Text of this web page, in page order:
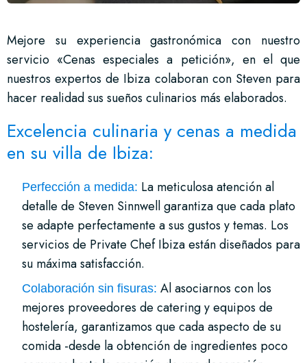
Mejore su experiencia gastronómica con nuestro
servicio «Cenas especiales a petición», en el que
nuestros expertos de Ibiza colaboran con Steven para
hacer realidad sus sueños culinarios más elaborados.
Excelencia culinaria y cenas a medida
en su villa de Ibiza:
Perfección a medida: La meticulosa atención al
detalle de Steven Sinnwell garantiza que cada plato
se adapte perfectamente a sus gustos y temas. Los
servicios de Private Chef Ibiza están diseñados para
su máxima satisfacción.
Colaboración sin fisuras: Al asociarnos con los
mejores proveedores de catering y equipos de
hostelería, garantizamos que cada aspecto de su
comida -desde la obtención de ingredientes poco